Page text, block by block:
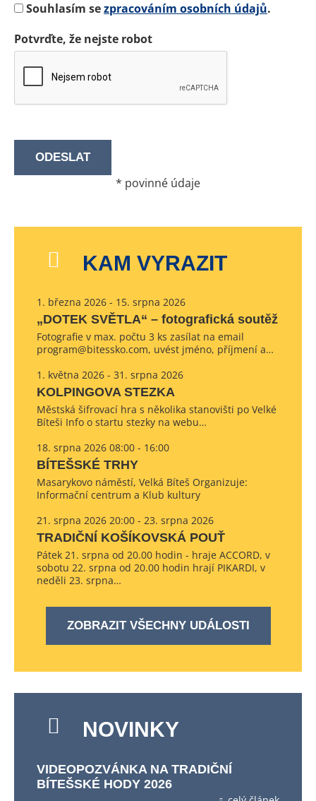
Souhlasím sezpracováním osobních údajů.
Potvrďte, že nejste robot
* povinné údaje
KAM VYRAZIT
1. března 2026 - 15. srpna 2026
„DOTEK SVĚTLA“ – fotografická soutěž
Fotografie v max. počtu 3 ks zasílat na email
program@bitessko.com, uvést jméno, příjmení a…
1. května 2026 - 31. srpna 2026
KOLPINGOVA STEZKA
Městská šifrovací hra s několika stanovišti po Velké
Bíteši Info o startu stezky na webu…
18. srpna 2026 08:00 - 16:00
BÍTEŠSKÉ TRHY
Masarykovo náměstí, Velká Bíteš Organizuje:
Informační centrum a Klub kultury
21. srpna 2026 20:00 - 23. srpna 2026
TRADIČNÍ KOŠÍKOVSKÁ POUŤ
Pátek 21. srpna od 20.00 hodin - hraje ACCORD, v
sobotu 22. srpna od 20.00 hodin hrají PIKARDI, v
neděli 23. srpna…
ZOBRAZIT VŠECHNY UDÁLOSTI
NOVINKY
VIDEOPOZVÁNKA NA TRADIČNÍ
BÍTEŠSKÉ HODY 2026